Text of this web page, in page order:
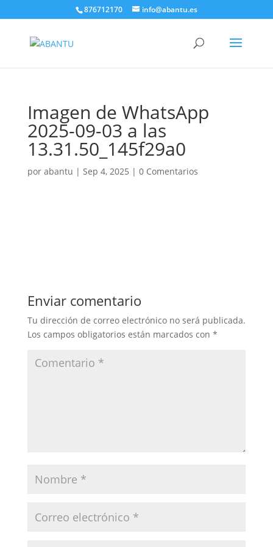
876712170 info@abantu.es
Imagen de WhatsApp
2025-09-03 a las
13.31.50_145f29a0
por abantu | Sep 4, 2025 | 0 Comentarios
Enviar comentario
Tu dirección de correo electrónico no será publicada.
Los campos obligatorios están marcados con *